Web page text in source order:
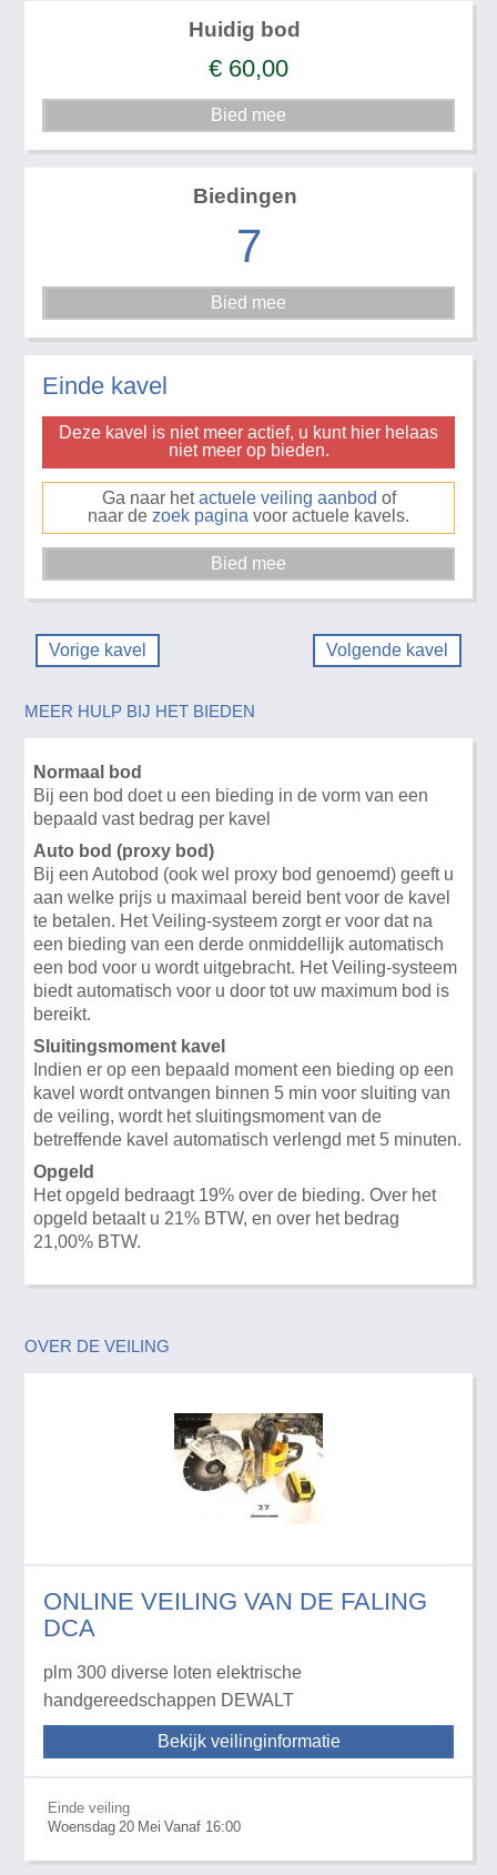
Huidig bod
€ 60,00
Biedingen
7
Einde kavel
Deze kavel is niet meer actief, u kunt hier helaas
niet meer op bieden.
Ga naar hetactuele veiling aanbod of
naar de zoek pagina voor actuele kavels.
Vorige kavel Volgende kavel
MEER HULP BIJ HET BIEDEN
Normaal bod
Bij een bod doet u een bieding in de vorm van een
bepaald vast bedrag per kavel
Auto bod (proxy bod)
Bij een Autobod (ook wel proxy bod genoemd) geeft u
aan welke prijs u maximaal bereid bent voor de kavel
te betalen. Het Veiling-systeem zorgt er voor dat na
een bieding van een derde onmiddellijk automatisch
een bod voor u wordt uitgebracht. Het Veiling-systeem
biedt automatisch voor u door tot uw maximum bod is
bereikt.
Sluitingsmoment kavel
Indien er op een bepaald moment een bieding op een
kavel wordt ontvangen binnen 5 min voor sluiting van
de veiling, wordt het sluitingsmoment van de
betreffende kavel automatisch verlengd met 5 minuten.
Opgeld
Het opgeld bedraagt 19% over de bieding. Over het
opgeld betaalt u 21% BTW, en over het bedrag
21,00% BTW.
OVER DE VEILING
ONLINE VEILING VAN DE FALING
DCA
plm 300 diverse loten elektrische
handgereedschappen DEWALT
Bekijk veilinginformatie
Einde veiling
Woensdag 20 Mei Vanaf 16:00